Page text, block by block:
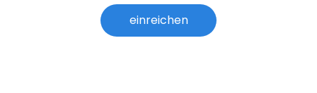
einreichen